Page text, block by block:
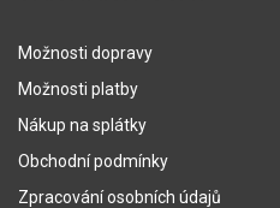
Možnosti dopravy
Možnosti platby
Nákup na splátky
Obchodní podmínky
Zpracování osobních údajů